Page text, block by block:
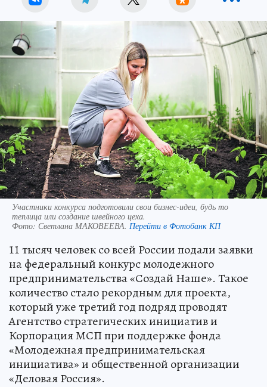
Участники конкурса подготовили свои бизнес-идеи, будь то
теплица или создание швейного цеха.
Фото: Светлана МАКОВЕЕВА. Перейти в Фотобанк КП
11 тысяч человек со всей России подали заявки
на федеральный конкурс молодежного
предпринимательства «Создай Наше». Такое
количество стало рекордным для проекта,
который уже третий год подряд проводят
Агентство стратегических инициатив и
Корпорация МСП при поддержке фонда
«Молодежная предпринимательская
инициатива» и общественной организации
«Деловая Россия».